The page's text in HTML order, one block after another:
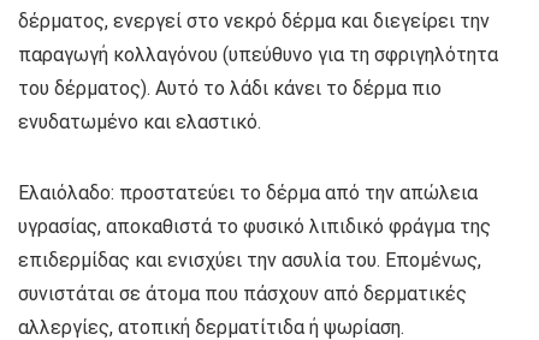
δέρματος, ενεργεί στο νεκρό δέρμα και διεγείρει την
παραγωγή κολλαγόνου (υπεύθυνο για τη σφριγηλότητα
του δέρματος). Αυτό το λάδι κάνει το δέρμα πιο
ενυδατωμένο και ελαστικό.
Ελαιόλαδο: προστατεύει το δέρμα από την απώλεια
υγρασίας, αποκαθιστά το φυσικό λιπιδικό φράγμα της
επιδερμίδας και ενισχύει την ασυλία του. Επομένως,
συνιστάται σε άτομα που πάσχουν από δερματικές
αλλεργίες, ατοπική δερματίτιδα ή ψωρίαση.